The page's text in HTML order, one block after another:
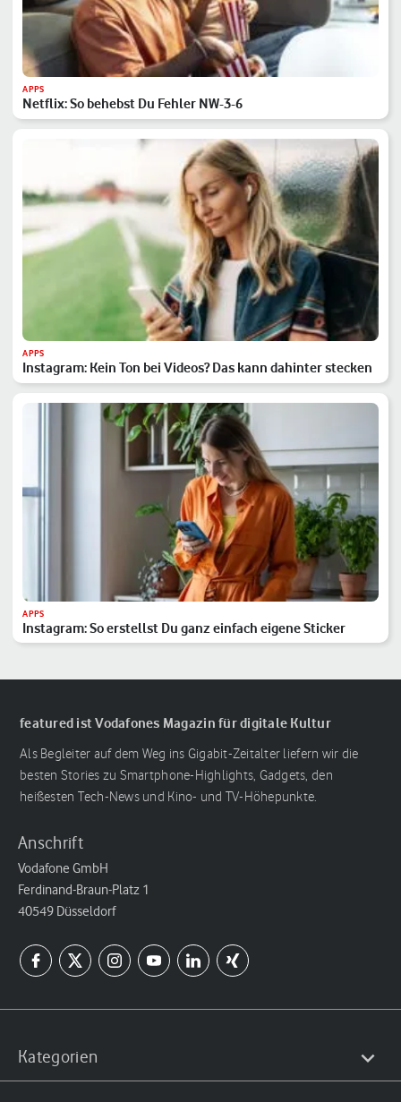
APPS
Netflix: So behebst Du Fehler NW-3-6
APPS
Instagram: Kein Ton bei Videos? Das kann dahinter stecken
APPS
Instagram: So erstellst Du ganz einfach eigene Sticker
featured ist Vodafones Magazin für digitale Kultur
Als Begleiter auf dem Weg ins Gigabit-Zeitalter liefern wir die
besten Stories zu Smartphone-Highlights, Gadgets, den
heißesten Tech-News und Kino- und TV-Höhepunkte.
Anschrift
Vodafone GmbH
Ferdinand-Braun-Platz 1
40549 Düsseldorf
Kategorien